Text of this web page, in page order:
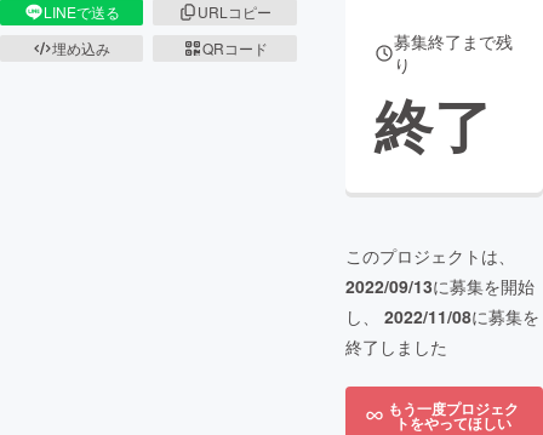
LINEで送る
URLコピー
埋め込み
QRコード
募集終了まで残
り
終了
このプロジェクトは、
2022/09/13に募集を開始
し、 2022/11/08に募集を
終了しました
もう一度プロジェク
トをやってほしい